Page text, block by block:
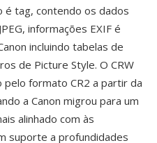
é tag, contendo os dados
informações EXIF é
incluindo tabelas de
de Picture Style. O CRW
formato CR2 a partir da
a Canon migrou para um
alinhado com às
suporte a profundidades